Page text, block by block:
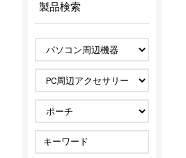
スマートフォン・
タブレット関連
セキュリティ用品
オーダー手帳・ノベルティ
ドキュメントスキャニング
導入事例
IR情報
サステナビリティ
製品検索